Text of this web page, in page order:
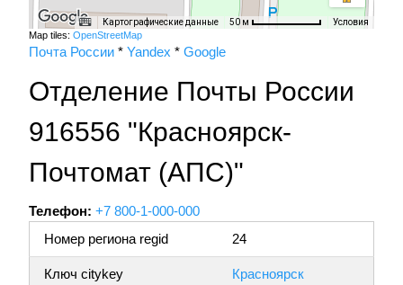
Картографические данные 50 м Условия
Map tiles: OpenStreetMap
Почта России * Yandex * Google
Отделение Почты России
916556 "Красноярск-
Почтомат (АПС)"
Телефон: +7 800-1-000-000
Номер региона regid
24
Ключ citykey Красноярск